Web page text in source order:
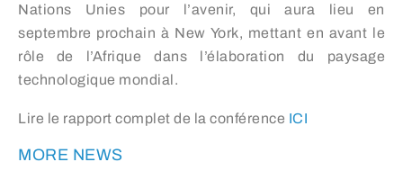
Nations Unies pour l’avenir, qui aura lieu en
septembre prochain à New York, mettant en avant le
rôle de l’Afrique dans l’élaboration du paysage
technologique mondial.
Lire le rapport complet de la conférence ICI
MORE NEWS